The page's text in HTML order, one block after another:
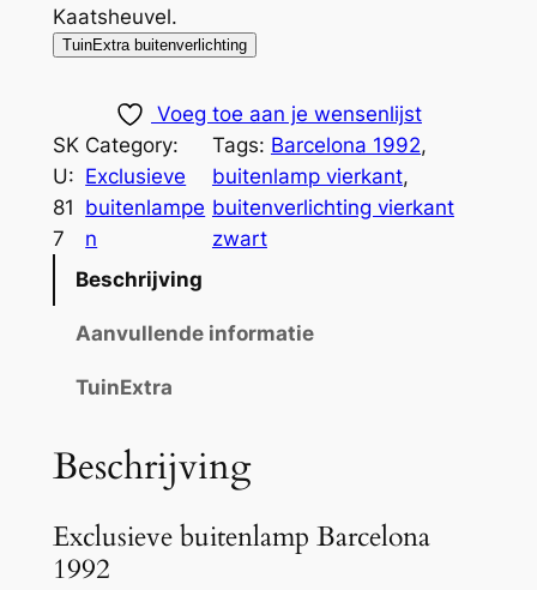
Kaatsheuvel.
TuinExtra buitenverlichting
Voeg toe aan je wensenlijst
SK
U:
81
7
Category:
Exclusieve
buitenlampe
n
Tags: Barcelona 1992
buitenlamp vierkant
buitenverlichting vierkant
zwart
Beschrijving
Aanvullende informatie
TuinExtra
Beschrijving
Exclusieve buitenlamp Barcelona
1992